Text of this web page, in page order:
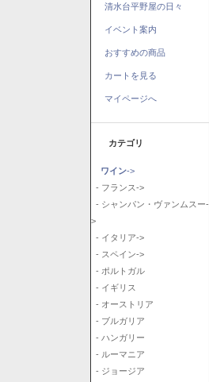
清水台平野屋の日々
イベント案内
おすすめの商品
カートを見る
マイページへ
カテゴリ
ワイン->
- フランス->
- シャンパン・ヴァンムスー-
>
- イタリア->
- スペイン->
- ポルトガル
- イギリス
- オーストリア
- ブルガリア
- ハンガリー
- ルーマニア
- ジョージア